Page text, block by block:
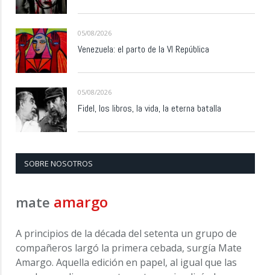
05/08/2026
Venezuela: el parto de la VI República
05/08/2026
Fidel, los libros, la vida, la eterna batalla
SOBRE NOSOTROS
mate amargo
A principios de la década del setenta un grupo de
compañeros largó la primera cebada, surgía Mate
Amargo. Aquella edición en papel, al igual que las